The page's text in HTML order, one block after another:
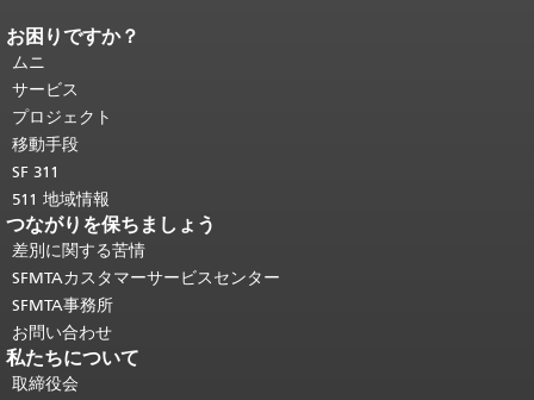
ページコンテンツの終わり。
ジの残りの部分はすべてのページで繰
り返されます。
頭に戻る。
お困りですか？
ムニ
サービス
プロジェクト
移動手段
SF 311
511 地域情報
つながりを保ちましょう
差別に関する苦情
SFMTAカスタマーサービスセンター
SFMTA事務所
お問い合わせ
私たちについて
取締役会